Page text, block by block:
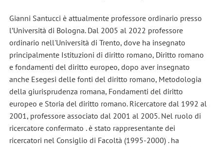
Gianni Santucci è attualmente professore ordinario presso
l’Università di Bologna. Dal 2005 al 2022 professore
ordinario nell'Università di Trento, dove ha insegnato
principalmente Istituzioni di diritto romano, Diritto romano
e fondamenti del diritto europeo, dopo aver insegnato
anche Esegesi delle fonti del diritto romano, Metodologia
della giurisprudenza romana, Fondamenti del diritto
europeo e Storia del diritto romano. Ricercatore dal 1992 al
2001, professore associato dal 2001 al 2005. Nel ruolo di
ricercatore confermato . è stato rappresentante dei
ricercatori nel Consiglio di Facoltà (1995-2000) . ha